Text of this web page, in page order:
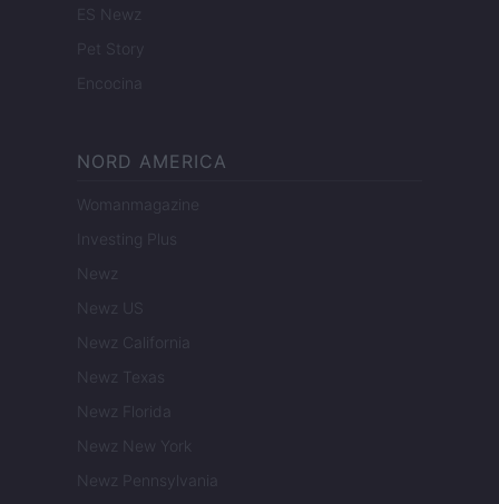
ES Newz
Pet Story
Encocina
NORD AMERICA
Womanmagazine
Investing Plus
Newz
Newz US
Newz California
Newz Texas
Newz Florida
Newz New York
Newz Pennsylvania